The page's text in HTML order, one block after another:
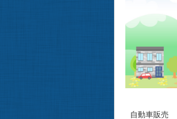
自動車販売